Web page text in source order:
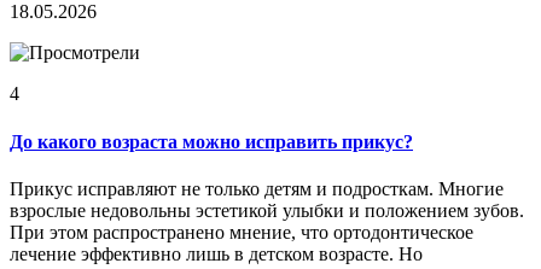
18.05.2026
4
До какого возраста можно исправить прикус?
Прикус исправляют не только детям и подросткам. Многие
взрослые недовольны эстетикой улыбки и положением зубов.
При этом распространено мнение, что ортодонтическое
лечение эффективно лишь в детском возрасте. Но